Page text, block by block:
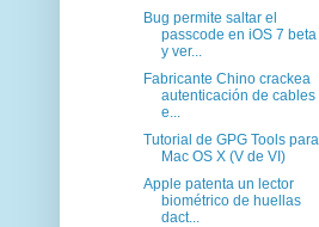
Bug permite saltar el
passcode en iOS 7 beta
y ver...
Fabricante Chino crackea
autenticación de cables
e...
Tutorial de GPG Tools para
Mac OS X (V de VI)
Apple patenta un lector
biométrico de huellas
dact...